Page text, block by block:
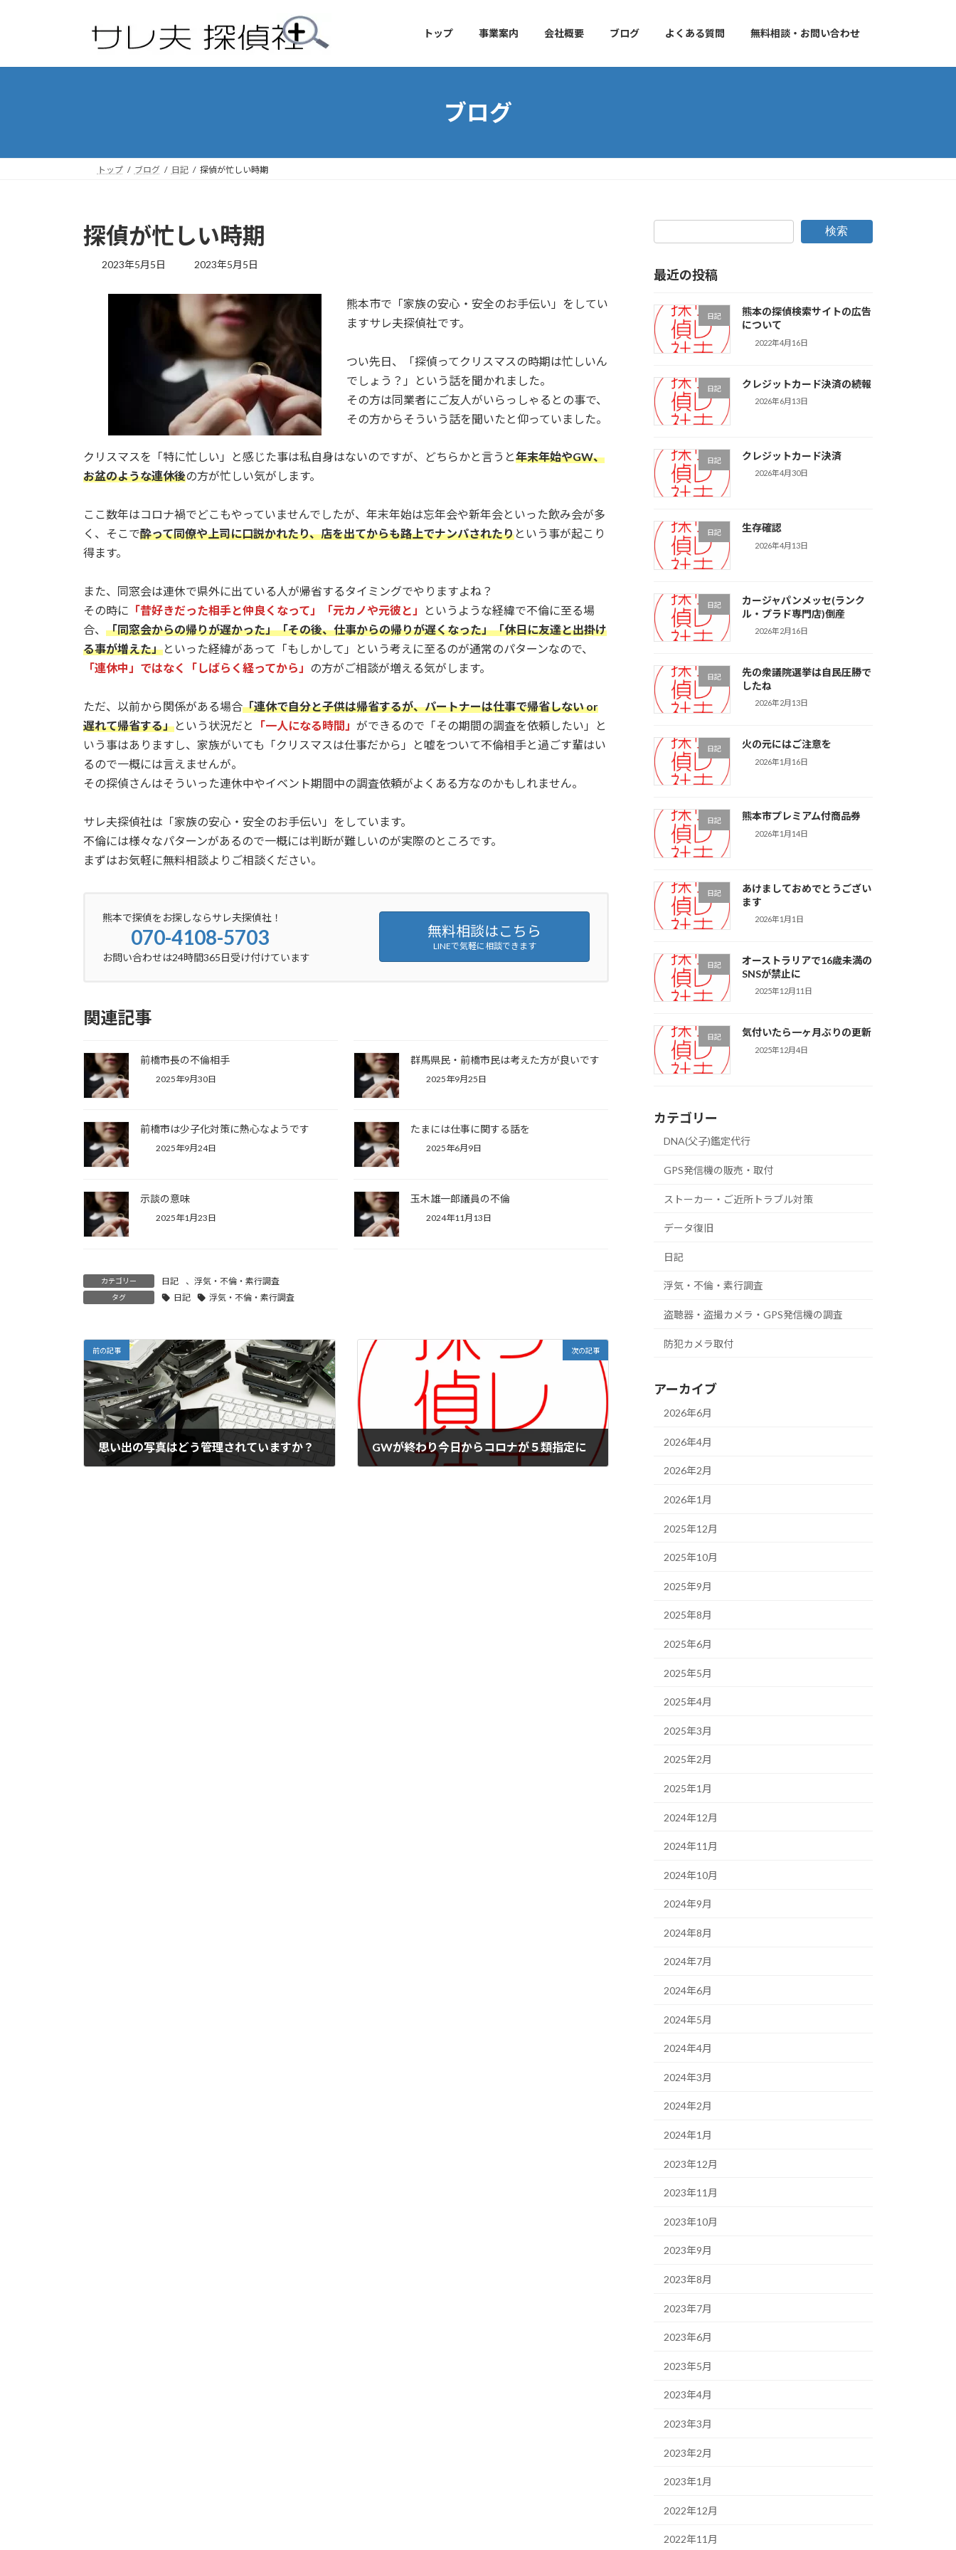
プ
動
トップ 事業案内 会社概要 ブログ よくある質問 無料相談・お問い合わせ
ブログ
トップ ブログ 日記 探偵が忙しい時期
探偵が忙しい時期
2023年5月5日
最
更
日
時
2023年5月5日
熊本市で「家族の安心・安全のお手伝い」をしてい
ますサレ夫探偵社です。
つい先日、「探偵ってクリスマスの時期は忙しいん
でしょう？」という話を聞かれました。
その方は同業者にご友人がいらっしゃるとの事で、
その方からそういう話を聞いたと仰っていました。
クリスマスを「特に忙しい」と感じた事は私自身はないのですが、どちらかと言うと年末年始やGW、
お盆のような連休後の方が忙しい気がします。
ここ数年はコロナ禍でどこもやっていませんでしたが、年末年始は忘年会や新年会といった飲み会が多
く、そこで酔って同僚や上司に口説かれたり、店を出てからも路上でナンパされたりという事が起こり
得ます。
また、同窓会は連休で県外に出ている人が帰省するタイミングでやりますよね？
その時に 「昔好きだった相手と仲良くなって」「元カノや元彼と」
というような経緯で不倫に至る場
合、 「同窓会からの帰りが遅かった」「その後、仕事からの帰りが遅くなった」「休日に友達と出掛け
る事が増えた」といった経緯があって「もしかして」という考えに至るのが通常のパターンなので、
「連休中」ではなく「しばらく経ってから」 の方がご相談が増える気がします。
ただ、以前から関係がある場合「連休で自分と子供は帰省するが、パートナーは仕事で帰省しない or
遅れて帰省する」という状況だと 「一人になる時間」 ができるので「その期間の調査を依頼したい」と
いう事はありますし、家族がいても「クリスマスは仕事だから」と嘘をついて不倫相手と過ごす輩はい
るので一概には言えませんが。
その探偵さんはそういった連休中やイベント期間中の調査依頼がよくある方なのかもしれません。
サレ夫探偵社は「家族の安心・安全のお手伝い」をしています。
不倫には様々なパターンがあるので一概には判断が難しいのが実際のところです。
まずはお気軽に無料相談よりご相談ください。
熊本で探偵をお探しならサレ夫探偵社！
070-4108-5703
お問い合わせは24時間365日受け付けています
無料相談はこちら
LINEで気軽に相談できます
関連記事
前橋市長の不倫相手
2025年9月30日
群馬県民・前橋市民は考えた方が良いです
2025年9月25日
前橋市は少子化対策に熱心なようです
2025年9月24日
たまには仕事に関する話を
2025年6月9日
示談の意味
2025年1月23日
玉木雄一郎議員の不倫
2024年11月13日
カテゴリー 日記 、 浮気・不倫・素行調査
タグ 日記 浮気・不倫・素行調査
前の記事
思い出の写真はどう管理されていますか？
次の記事
GWが終わり今日からコロナが５類指定に
検索
最近の投稿
日記
熊本の探偵検索サイトの広告
について
2022年4月16日
日記 クレジットカード決済の続報
2026年6月13日
日記 クレジットカード決済
2026年4月30日
日記 生存確認
2026年4月13日
日記
カージャパンメッセ(ランク
ル・プラド専門店)倒産
2026年2月16日
日記
先の衆議院選挙は自民圧勝で
したね
2026年2月13日
日記 火の元にはご注意を
2026年1月16日
日記 熊本市プレミアム付商品券
2026年1月14日
日記
あけましておめでとうござい
ます
2026年1月1日
日記
オーストラリアで16歳未満の
SNSが禁止に
2025年12月11日
日記 気付いたら一ヶ月ぶりの更新
2025年12月4日
カテゴリー
DNA(父子)鑑定代行
GPS発信機の販売・取付
ストーカー・ご近所トラブル対策
データ復旧
日記
浮気・不倫・素行調査
盗聴器・盗撮カメラ・GPS発信機の調査
防犯カメラ取付
アーカイブ
2026年6月
2026年4月
2026年2月
2026年1月
2025年12月
2025年10月
2025年9月
2025年8月
2025年6月
2025年5月
2025年4月
2025年3月
2025年2月
2025年1月
2024年12月
2024年11月
2024年10月
2024年9月
2024年8月
2024年7月
2024年6月
2024年5月
2024年4月
2024年3月
2024年2月
2024年1月
2023年12月
2023年11月
2023年10月
2023年9月
2023年8月
2023年7月
2023年6月
2023年5月
2023年4月
2023年3月
2023年2月
2023年1月
2022年12月
2022年11月